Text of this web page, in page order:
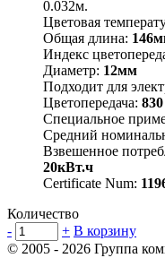
0.032м.
Цветовая
Общая длина:
Индекс
Диаметр: 12мм
Подходит для
Цветопередача: 830
Специальное
Средний
Взвешенное
20кВт.ч
Certificate Num:
Количество
-
+ В корзину
© 2005 - 2026 Группа